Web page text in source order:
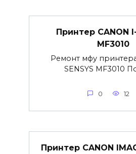
Принтер CANON
MF3010
Ремонт мфу
SENSYS MF3010
0 12
Принтер CANON